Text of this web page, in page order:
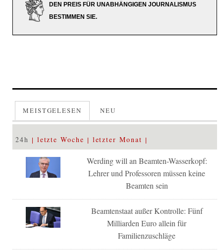
DEN PREIS FÜR UNABHÄNGIGEN JOURNALISMUS
BESTIMMEN SIE.
MEISTGELESEN NEU
24h letzte Woche letzter Monat
Werding will an Beamten-Wasserkopf:
Lehrer und Professoren müssen keine
Beamten sein
Beamtenstaat außer Kontrolle: Fünf
Milliarden Euro allein für
Familienzuschläge